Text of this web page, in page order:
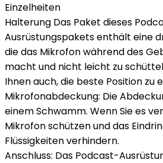
Einzelheiten
Halterung Das Paket dieses
Ausrüstungspakets enthält eine
die das Mikrofon während des
macht und nicht leicht zu
Ihnen auch, die beste Position zu
Mikrofonabdeckung: Die
einem Schwamm. Wenn Sie es
Mikrofon schützen und das
Flüssigkeiten verhindern.
Anschluss: Das Podcast-